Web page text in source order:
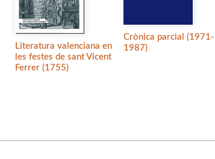
Literatura valenciana en
les festes de sant Vicent
Ferrer (1755)
Crònica parcial (1971-
1987)